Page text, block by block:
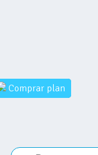
Comprar plan